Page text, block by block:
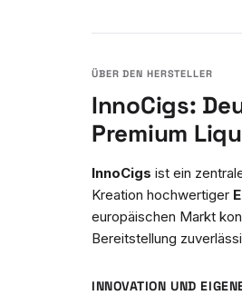
InnoCigs:
Premium
InnoCigs ist ein
Kreation hochwertiger
europäischen Markt
Bereitstellung
INNOVATION UND